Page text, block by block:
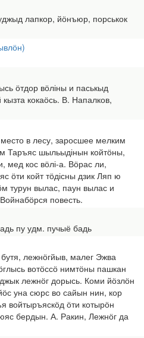
лапкор, йӧнъюр, порськок
ӧтдор вӧліны и паськыд
кокаӧсь. В. Напалков,
в лесу, заросшее мелким
Таръяс шыльыдінын койтӧны,
кос вӧлі-а. Вӧрас ли,
ӧти койт тӧдісны дзик Ляп ю
турун вылас, паун вылас и
повесть.
пу удм. пучыё бадь
лежнӧгйыв, малег Эжва
вотӧссӧ нимтӧны пашкан
лежнӧг дорысь. Коми йӧзлӧн
уна сюрс во сайын нин, кор
войтыръяскӧд ӧти котырӧн
бердын. А. Ракин, Лежнӧг да